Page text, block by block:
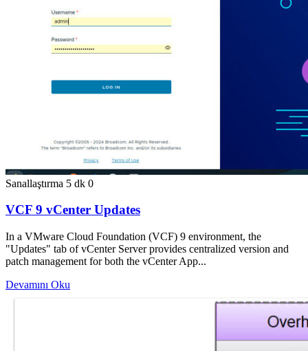
Sanallaştırma 5 dk 0
VCF 9 vCenter Updates
In a VMware Cloud Foundation (VCF) 9 environment, the
"Updates" tab of vCenter Server provides centralized version and
patch management for both the vCenter App...
Devamını Oku